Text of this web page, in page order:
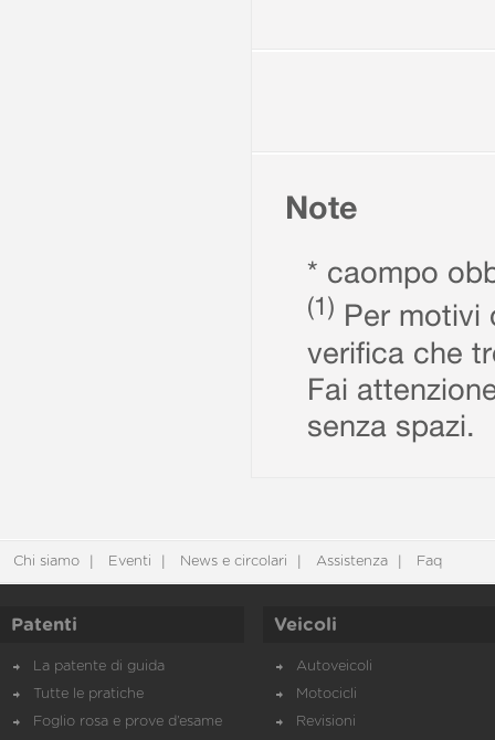
Note
* caompo
(1) Per motivi
verifica che
Fai
senza spazi.
Chi siamo Eventi News e circolari Assistenza Faq
Patenti
La patente di guida
Tutte le pratiche
Foglio rosa e prove d’esame
Veicoli
Autoveicoli
Motocicli
Revisioni